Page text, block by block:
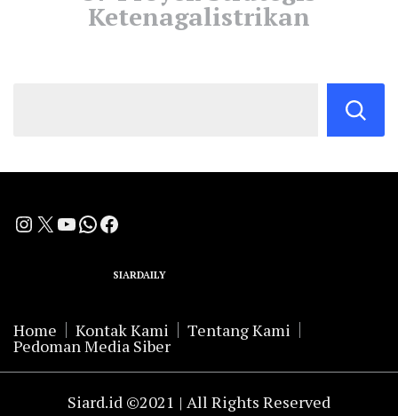
Ketenagalistrikan
Instagram
X YouTube
WhatsApp
Facebook
SIARDAILY
Home Kontak Kami Tentang Kami
Pedoman Media Siber
Siard.id ©2021 | All Rights Reserved